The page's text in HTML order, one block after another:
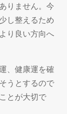
りません。今
し整えるため
り良い方向へ
、健康運を確
うとするので
とが大切で